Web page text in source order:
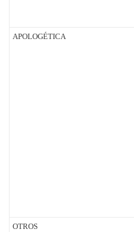
APOLOGÉTICA
OTROS